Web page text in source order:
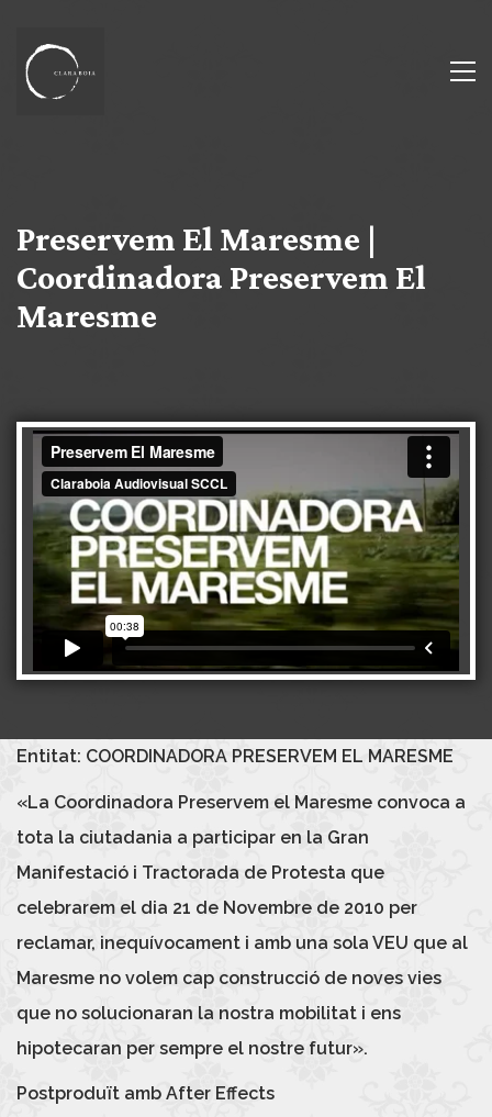
Preservem El Maresme |
Coordinadora Preservem El
Maresme
Entitat: COORDINADORA PRESERVEM EL MARESME
«La Coordinadora Preservem el Maresme convoca a
tota la ciutadania a participar en la Gran
Manifestació i Tractorada de Protesta que
celebrarem el dia 21 de Novembre de 2010 per
reclamar, inequívocament i amb una sola VEU que al
Maresme no volem cap construcció de noves vies
que no solucionaran la nostra mobilitat i ens
hipotecaran per sempre el nostre futur».
Postproduït amb After Effects